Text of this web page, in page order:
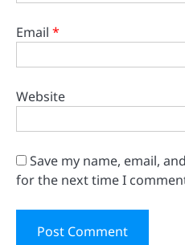
Email *
Website
Save my name, email,
for the next time I